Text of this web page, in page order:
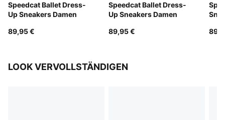
Speedcat Ballet Dress-
Up Sneakers Damen
89,95 €
Speedcat Ballet Dress-
Up Sneakers Damen
89,95 €
LOOK VERVOLLSTÄNDIGEN